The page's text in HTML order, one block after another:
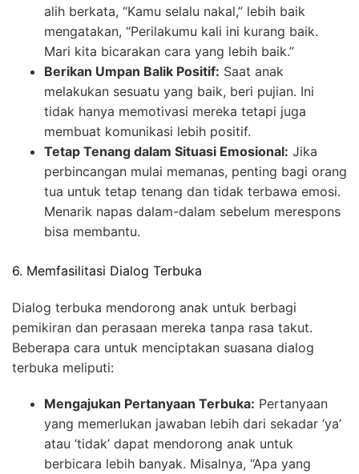
alih berkata, “Kamu selalu nakal,” lebih baik
mengatakan, “Perilakumu kali ini kurang baik.
Mari kita bicarakan cara yang lebih baik.”
Berikan Umpan Balik Positif: Saat anak
melakukan sesuatu yang baik, beri pujian. Ini
tidak hanya memotivasi mereka tetapi juga
membuat komunikasi lebih positif.
Tetap Tenang dalam Situasi Emosional: Jika
perbincangan mulai memanas, penting bagi orang
tua untuk tetap tenang dan tidak terbawa emosi.
Menarik napas dalam-dalam sebelum merespons
bisa membantu.
6. Memfasilitasi Dialog Terbuka
Dialog terbuka mendorong anak untuk berbagi
pemikiran dan perasaan mereka tanpa rasa takut.
Beberapa cara untuk menciptakan suasana dialog
terbuka meliputi:
Mengajukan Pertanyaan Terbuka: Pertanyaan
yang memerlukan jawaban lebih dari sekadar ‘ya’
atau ‘tidak’ dapat mendorong anak untuk
berbicara lebih banyak. Misalnya, “Apa yang